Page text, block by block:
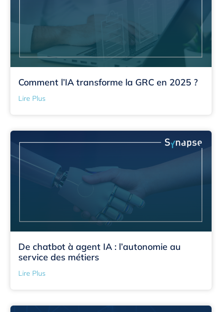
Comment l’IA transforme la GRC en 2025 ?
Lire Plus
De chatbot à agent IA : l’autonomie au
service des métiers
Lire Plus